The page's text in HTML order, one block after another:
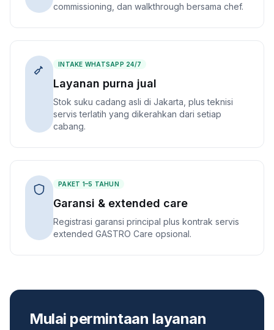
commissioning, dan walkthrough bersama chef.
INTAKE WHATSAPP 24/7
Layanan purna jual
Stok suku cadang asli di Jakarta, plus teknisi
servis terlatih yang dikerahkan dari setiap
cabang.
PAKET 1–5 TAHUN
Garansi & extended care
Registrasi garansi principal plus kontrak servis
extended GASTRO Care opsional.
Mulai permintaan layanan